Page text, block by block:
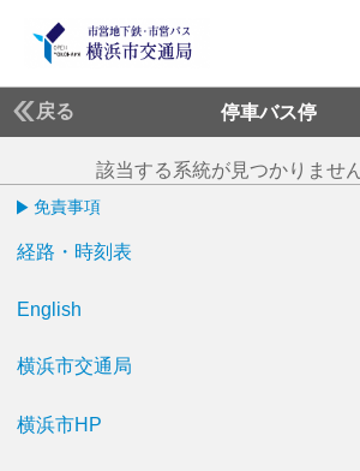
戻る 停車バス停
該当する系統が見つかりませ
免責事項
経路・時刻表
English
横浜市交通局
横浜市HP